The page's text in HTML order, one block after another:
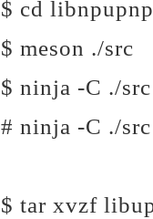
$ cd
$ meson ./src
$ ninja -C ./src
# ninja -C ./
$ tar xvzf